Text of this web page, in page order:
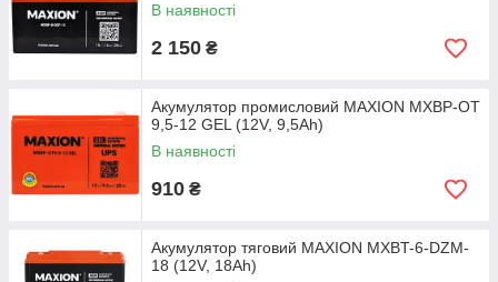
В наявності
2 150 ₴
Акумулятор промисловий MAXION MXBP-OT
9,5-12 GEL (12V, 9,5Аh)
В наявності
910 ₴
Акумулятор тяговий MAXION MXBT-6-DZM-
18 (12V, 18Аh)